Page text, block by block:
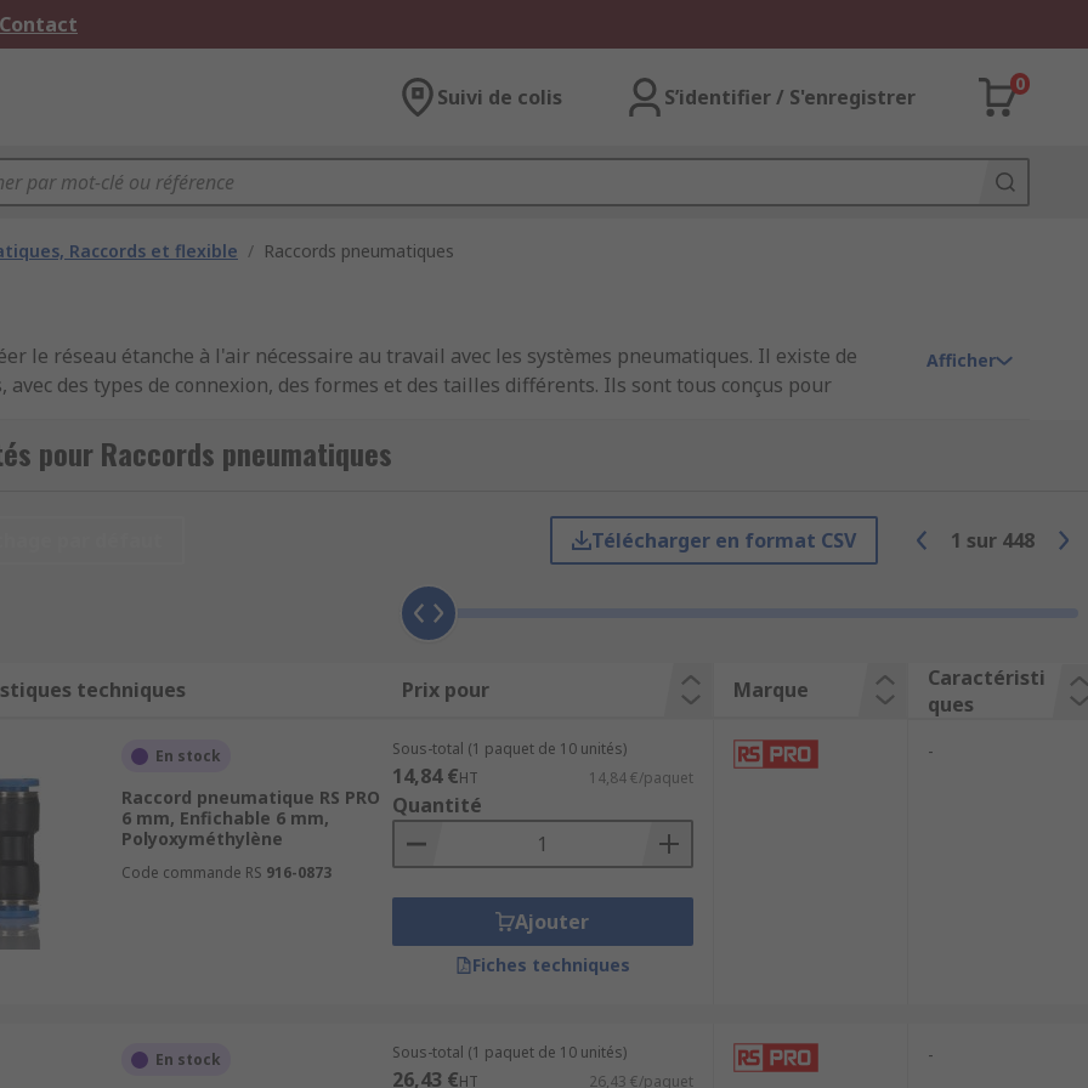
Suivi de colis S’identifier / S'enregistrer
0
Raccords et flexible / Raccords pneumatiques
le réseau étanche à l'air nécessaire au travail avec les systèmes pneumatiques. Il existe de
des types de connexion, des formes et des tailles différents. Ils sont tous conçus pour
optimales. Notre gamme de raccords pneumatiques contient une large gamme de raccords
Legris, Parker, Norgren et notre propre gamme RS Pro.
notamment des adaptateurs et connecteurs filetés et tube à tube, des raccords droits
Y, et des raccords banjo.
filetés qui peuvent être de même genre et de même dimension. Ils sont aussi disponibles
mâle ou femelle à une extrémité et d'une connexion push-in (tube à tube) à l'autre bout.
deux tubes, dans une connexion droite ou coudée, avec différents types disponibles pour
coudé, généralement à 90 degrés, et peuvent être utilisés pour connecter des tuyaux simples
180 degrés. Ils sont généralement dotés d'une extrémité filetée et d'une extrémité enfichable. Ils
Afficher
pour Raccords pneumatiques
Télécharger en format CSV 1 sur 448
techniques Prix pour Marque
Caractéristi
ques
En stock
Raccord pneumatique RS PRO
6 mm, Enfichable 6 mm,
Polyoxyméthylène
Code commande RS 916-0873
Sous-total (1 paquet de 10 unités)
14,84 €HT 14,84 €/paquet
Quantité
Ajouter
Fiches techniques
-
En stock Sous-total (1 paquet de 10 unités)
26,43 €HT 26,43 €/paquet
-